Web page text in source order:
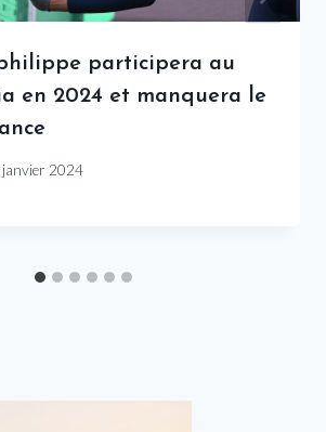
participera au
en 2024 et manquera le
janvier 2024